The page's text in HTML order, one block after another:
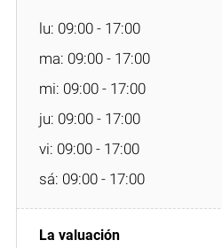
lu: 09:00 - 17:00
ma: 09:00 - 17:00
mi: 09:00 - 17:00
ju: 09:00 - 17:00
vi: 09:00 - 17:00
sá: 09:00 - 17:00